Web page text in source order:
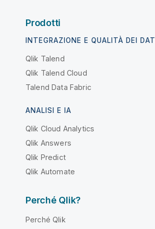
Prodotti
INTEGRAZIONE E QUALITÀ DEI DATI
Qlik Talend
Qlik Talend Cloud
Talend Data Fabric
ANALISI E IA
Qlik Cloud Analytics
Qlik Answers
Qlik Predict
Qlik Automate
Perché Qlik?
Perché Qlik